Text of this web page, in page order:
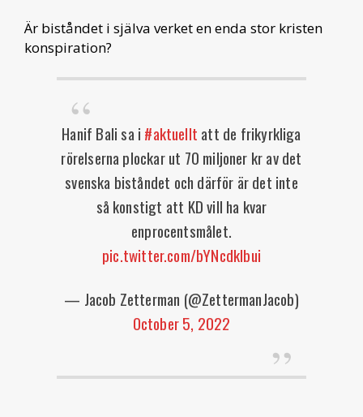
Är biståndet i själva verket en enda stor kristen
konspiration?
Hanif Bali sa i #aktuellt att de frikyrkliga
rörelserna plockar ut 70 miljoner kr av det
svenska biståndet och därför är det inte
så konstigt att KD vill ha kvar
enprocentsmålet.
pic.twitter.com/bYNcdklbui
— Jacob Zetterman (@ZettermanJacob)
October 5, 2022